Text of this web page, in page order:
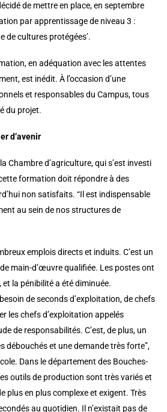
de mettre en place, en septembre
par apprentissage de niveau 3 :
de cultures protégées’.
en adéquation avec les attentes
est inédit. À l’occasion d’une
et responsables du Campus, tous
du projet.
d’avenir
Chambre d’agriculture, qui s’est investi
formation doit répondre à des
non satisfaits. “Il est indispensable
au sein de nos structures de
emplois directs et induits. C’est un
main-d’œuvre qualifiée. Les postes ont
la pénibilité a été diminuée.
de seconds d’exploitation, de chefs
les chefs d’exploitation appelés
de responsabilités. C’est, de plus, un
débouchés et une demande très forte”,
Dans le département des Bouches-
outils de production sont très variés et
plus en plus complexe et exigent. Très
au quotidien. Il n’existait pas de